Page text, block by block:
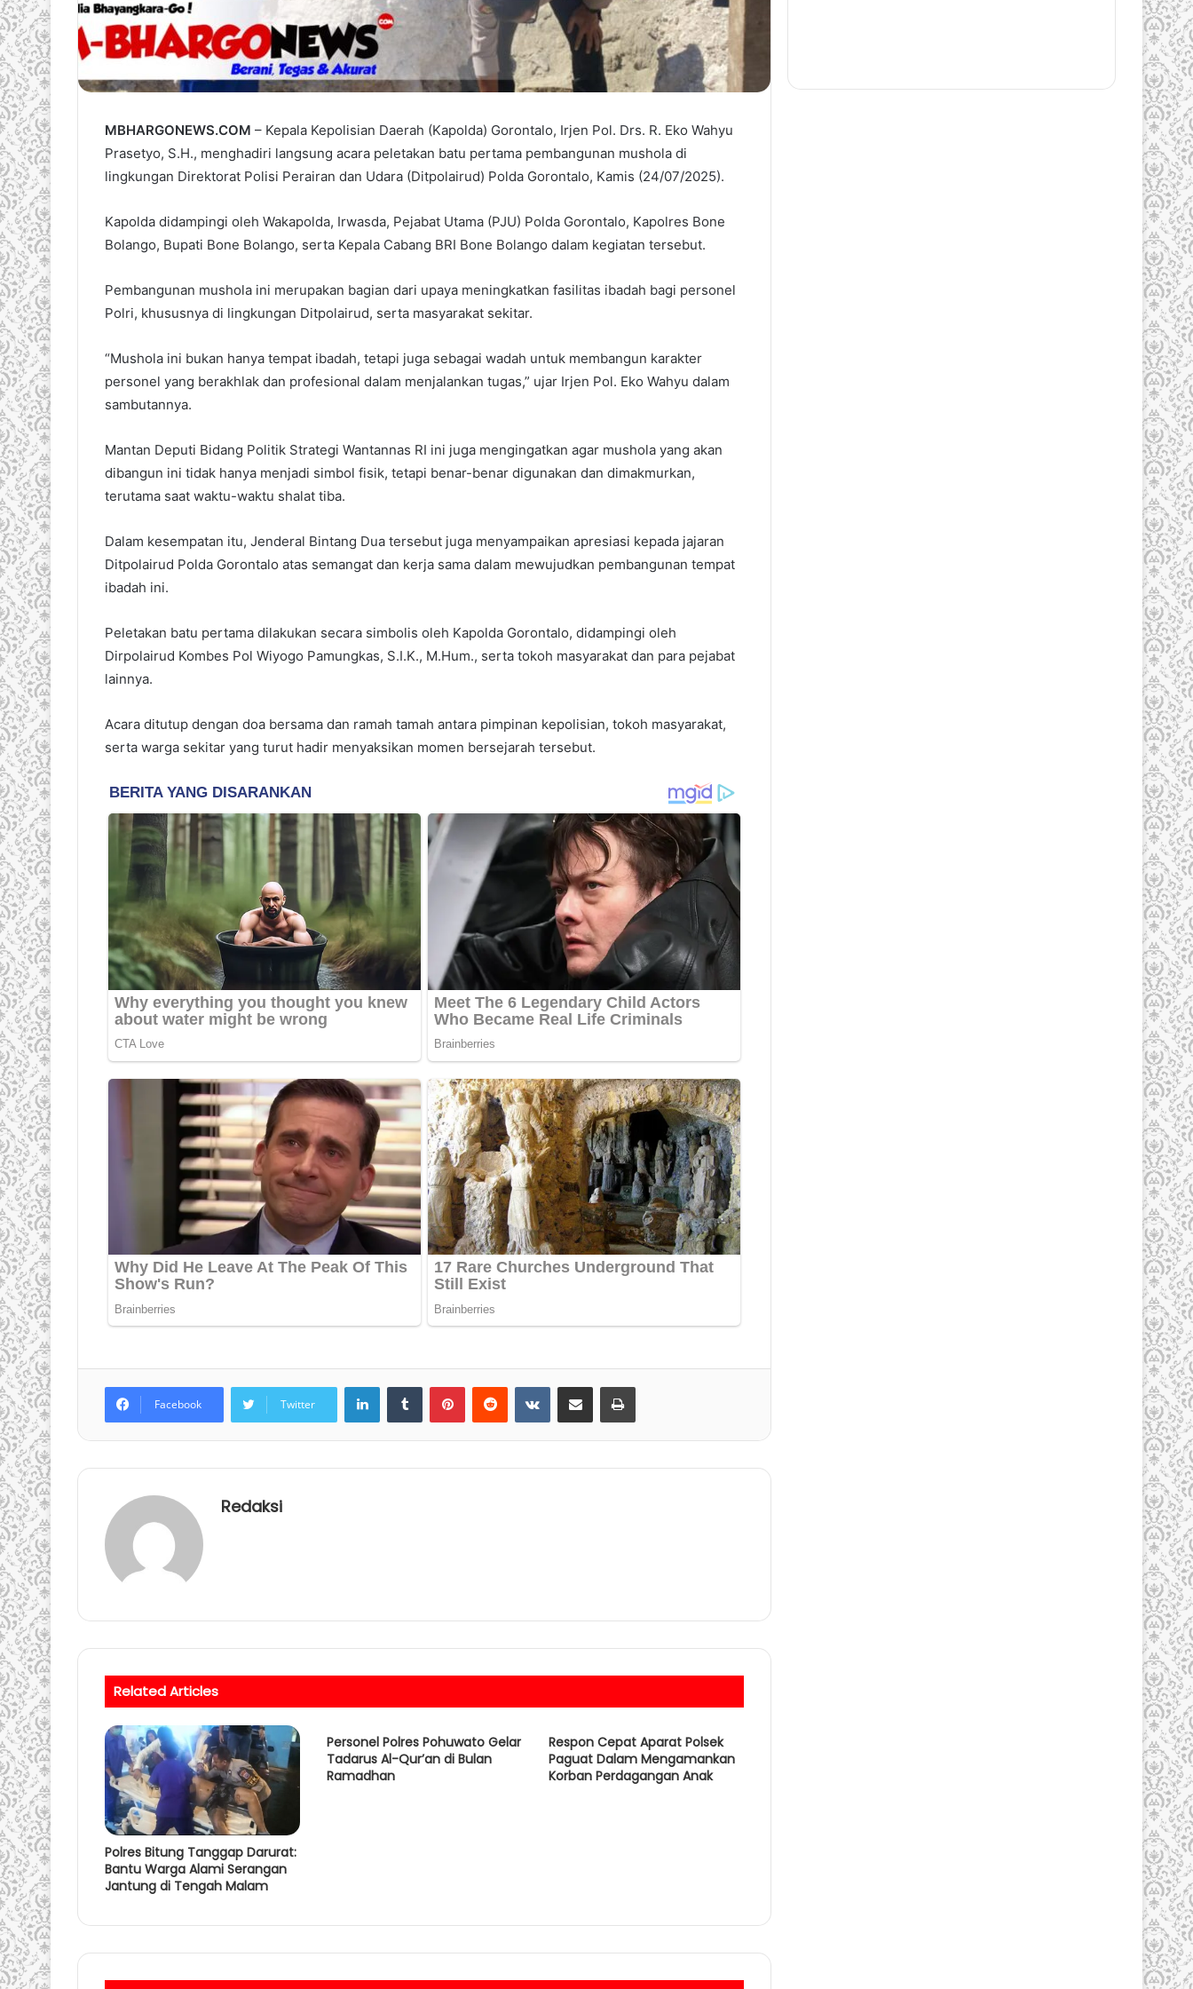
MBHARGONEWS.COM – Kepala Kepolisian Daerah (Kapolda) Gorontalo, Irjen Pol. Drs. R. Eko Wahyu
Prasetyo, S.H., menghadiri langsung acara peletakan batu pertama pembangunan mushola di
lingkungan Direktorat Polisi Perairan dan Udara (Ditpolairud) Polda Gorontalo, Kamis (24/07/2025).
Kapolda didampingi oleh Wakapolda, Irwasda, Pejabat Utama (PJU) Polda Gorontalo, Kapolres Bone
Bolango, Bupati Bone Bolango, serta Kepala Cabang BRI Bone Bolango dalam kegiatan tersebut.
Pembangunan mushola ini merupakan bagian dari upaya meningkatkan fasilitas ibadah bagi personel
Polri, khususnya di lingkungan Ditpolairud, serta masyarakat sekitar.
“Mushola ini bukan hanya tempat ibadah, tetapi juga sebagai wadah untuk membangun karakter
personel yang berakhlak dan profesional dalam menjalankan tugas,” ujar Irjen Pol. Eko Wahyu dalam
sambutannya.
Mantan Deputi Bidang Politik Strategi Wantannas RI ini juga mengingatkan agar mushola yang akan
dibangun ini tidak hanya menjadi simbol fisik, tetapi benar-benar digunakan dan dimakmurkan,
terutama saat waktu-waktu shalat tiba.
Dalam kesempatan itu, Jenderal Bintang Dua tersebut juga menyampaikan apresiasi kepada jajaran
Ditpolairud Polda Gorontalo atas semangat dan kerja sama dalam mewujudkan pembangunan tempat
ibadah ini.
Peletakan batu pertama dilakukan secara simbolis oleh Kapolda Gorontalo, didampingi oleh
Dirpolairud Kombes Pol Wiyogo Pamungkas, S.I.K., M.Hum., serta tokoh masyarakat dan para pejabat
lainnya.
Acara ditutup dengan doa bersama dan ramah tamah antara pimpinan kepolisian, tokoh masyarakat,
serta warga sekitar yang turut hadir menyaksikan momen bersejarah tersebut.
Facebook Twitter
Redaksi
Related Articles
Polres Bitung Tanggap Darurat:
Bantu Warga Alami Serangan
Jantung di Tengah Malam
Personel Polres Pohuwato Gelar
Tadarus Al-Qur’an di Bulan
Ramadhan
Respon Cepat Aparat Polsek
Paguat Dalam Mengamankan
Korban Perdagangan Anak